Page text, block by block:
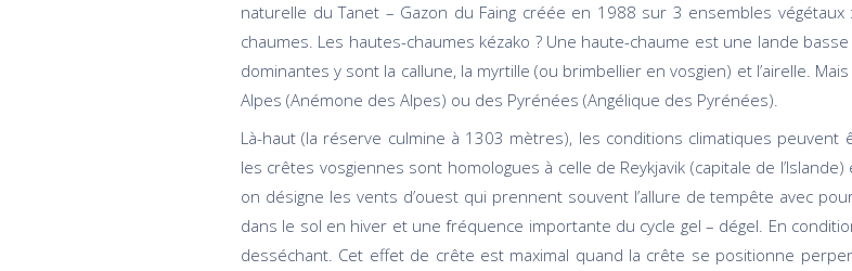
naturelle du Tanet – Gazon du Faing créée en 1988 sur 3 ensembles
chaumes. Les hautes-chaumes kézako ? Une haute-chaume est une lande
dominantes y sont la callune, la myrtille (ou brimbellier en vosgien) et l’airelle.
Alpes (Anémone des Alpes) ou des Pyrénées (Angélique des Pyrénées).
Là-haut (la réserve culmine à 1303 mètres), les conditions climatiques
les crêtes vosgiennes sont homologues à celle de Reykjavik (capitale de
on désigne les vents d’ouest qui prennent souvent l’allure de tempête avec
dans le sol en hiver et une fréquence importante du cycle gel – dégel. En
desséchant. Cet effet de crête est maximal quand la crête se positionne